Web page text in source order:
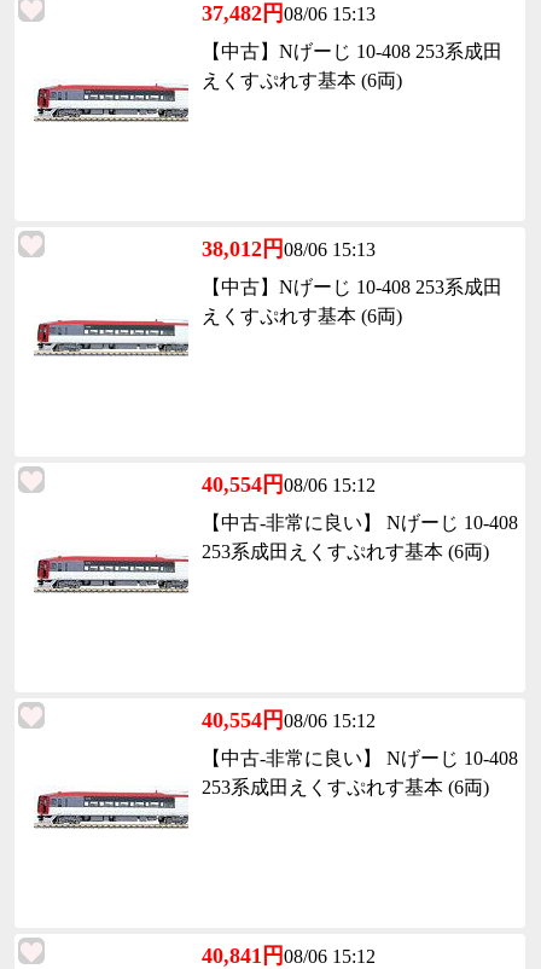
37,482円08/06 15:13
【中古】Nげーじ 10-408 253系成田
えくすぷれす基本 (6両)
38,012円08/06 15:13
【中古】Nげーじ 10-408 253系成田
えくすぷれす基本 (6両)
40,554円08/06 15:12
【中古-非常に良い】 Nげーじ 10-408
253系成田えくすぷれす基本 (6両)
40,554円08/06 15:12
【中古-非常に良い】 Nげーじ 10-408
253系成田えくすぷれす基本 (6両)
40,841円08/06 15:12